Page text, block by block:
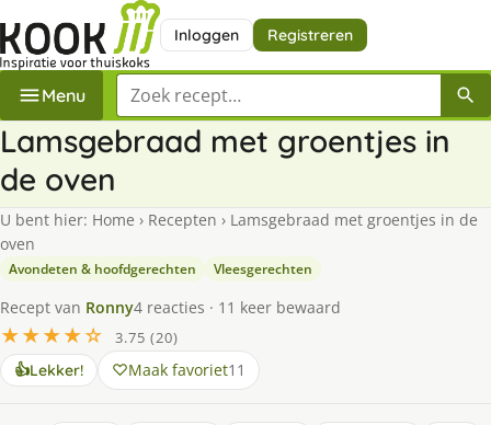
Inloggen Registreren
Menu Zoek een recept
Lamsgebraad met groentjes in
de oven
U bent hier: Home › Recepten › Lamsgebraad met groentjes in de
oven
Avondeten & hoofdgerechten Vleesgerechten
Recept van Ronny4 reacties · 11 keer bewaard
★★★★☆
3.75 (20)
👍Lekker! Maak favoriet11